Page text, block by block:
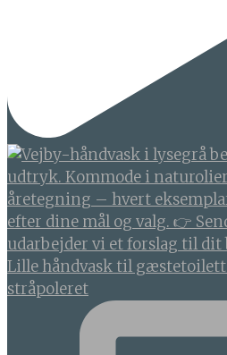
Lille håndvask til
stråpoleret